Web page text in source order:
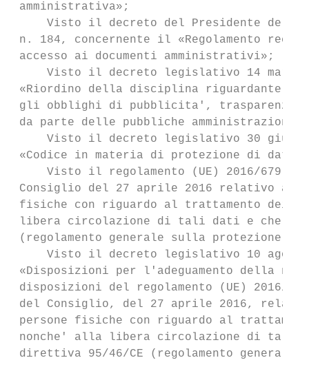
amministrativa»;
Visto il decreto del Presidente della
n. 184, concernente il «Regolamento
accesso ai documenti amministrativi»;
Visto il decreto legislativo 14 marzo
«Riordino della disciplina riguardante
gli obblighi di pubblicita', trasparenza
da parte delle pubbliche amministrazioni»;
Visto il decreto legislativo 30
«Codice in materia di protezione di dati
Visto il regolamento (UE) 2016/679
Consiglio del 27 aprile 2016 relativo alla
fisiche con riguardo al trattamento dei
libera circolazione di tali dati e che
(regolamento generale sulla protezione
Visto il decreto legislativo 10
«Disposizioni per l'adeguamento della
disposizioni del regolamento (UE) 2016/
del Consiglio, del 27 aprile 2016,
persone fisiche con riguardo al
nonche' alla libera circolazione di tali
direttiva 95/46/CE (regolamento